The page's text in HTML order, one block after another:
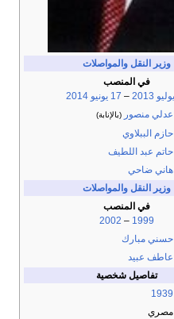
وزير النقل والمواصلات
في المنصب
2013
– 17 يونيو
2014
عدلي منصور (بالإنابة)
حازم الببلاوي
حاتم عبد اللطيف
هاني ضاحي
وزير النقل والمواصلات
في المنصب
1999
–
2002
حسني مبارك
عاطف عبيد
تفاصيل شخصية
1939
مصري